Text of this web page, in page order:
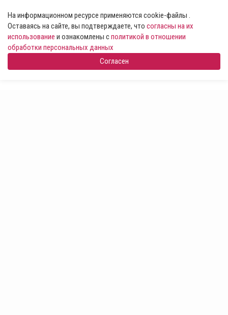
На информационном ресурсе применяются cookie-файлы .
Оставаясь на сайте, вы подтверждаете, что согласны на их
использование и ознакомлены сполитикой в отношении
обработки персональных данных
Согласен